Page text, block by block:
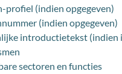
profiel (indien opgegeven)
(indien opgegeven)
introductietekst (indien
sectoren en functies